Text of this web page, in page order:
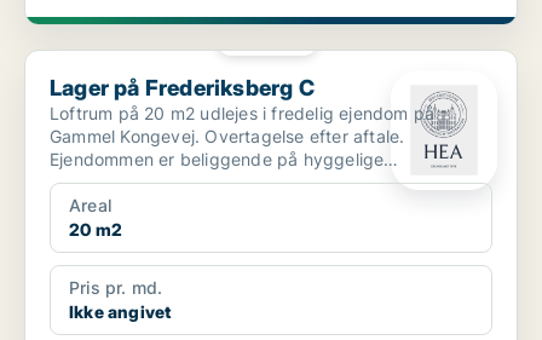
Lager på Frederiksberg C
Lager på Frederiksberg C
Loftrum på 20 m2 udlejes i fredelig ejendom på
Gammel Kongevej. Overtagelse efter aftale.
Ejendommen er beliggende på hyggelige
Frederiksberg med et ...
Areal
20 m2
Pris pr. md.
Ikke angivet